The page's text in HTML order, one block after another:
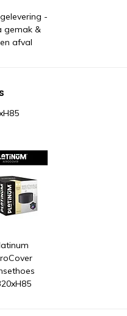
-
gemak &
afval